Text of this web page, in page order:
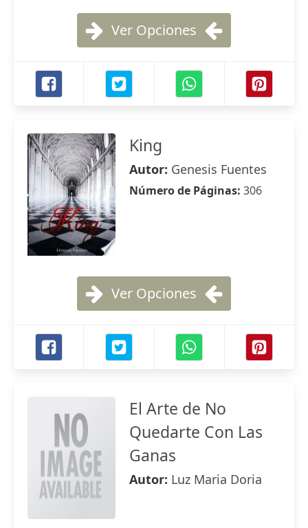
Ver Opciones
King
Autor: Genesis Fuentes
Número de Páginas: 306
Ver Opciones
El Arte de No
Quedarte Con Las
Ganas
Autor: Luz Maria Doria